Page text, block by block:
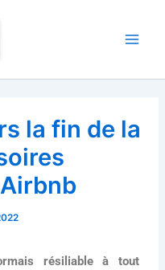
la fin de la
résiliable à tout